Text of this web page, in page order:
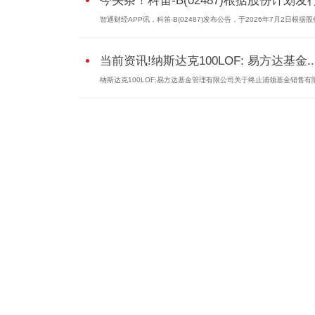
智通财经APP讯，科笛-B(02487)发布公告，于2026年7月2日根据股
当前资讯!纳斯达克100LOF: 易方达基金
纳斯达克100LOF:易方达基金管理有限公司关于终止浦领基金销售有